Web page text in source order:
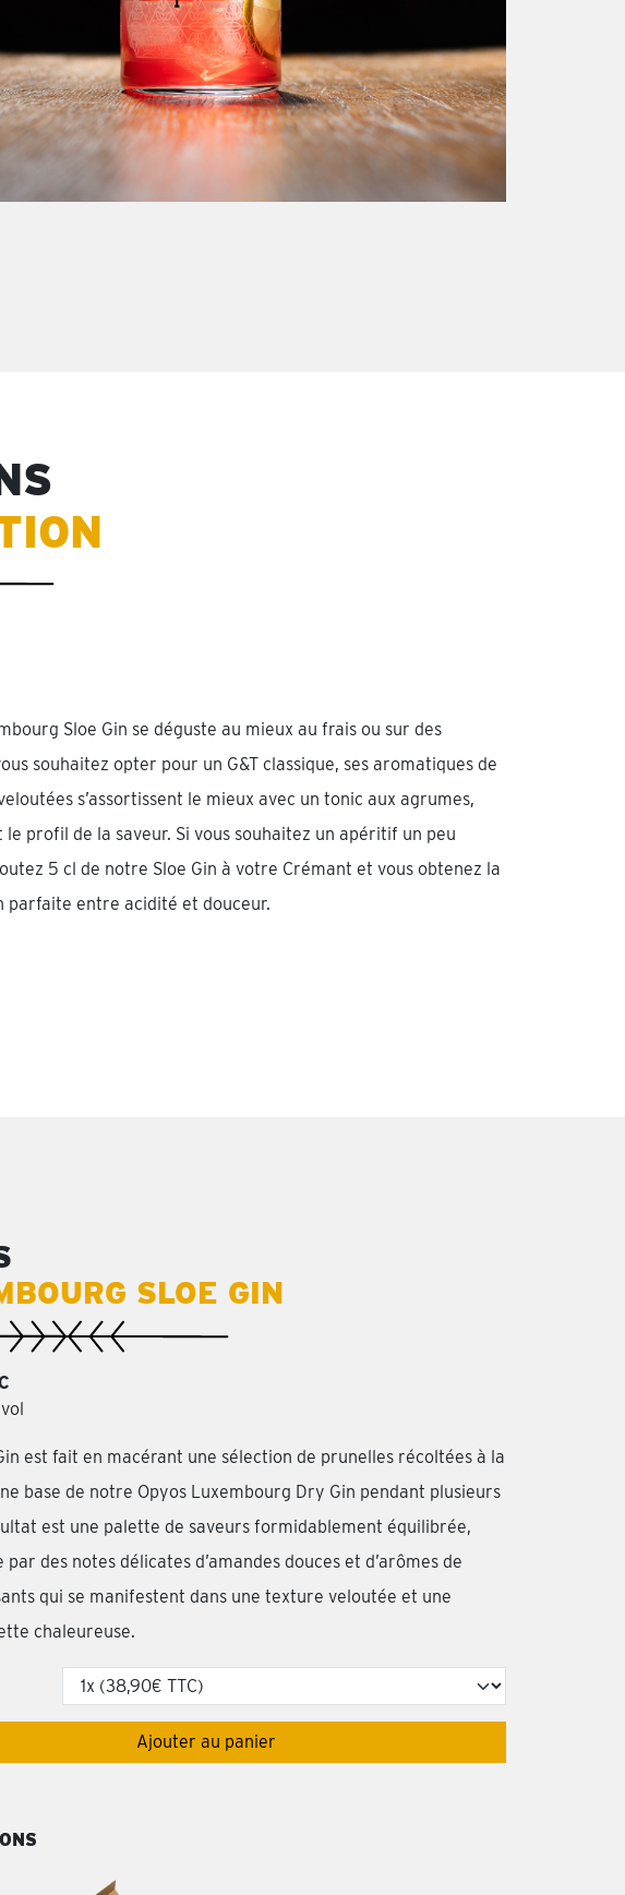
Sloe Gin se déguste au mieux au frais ou sur des
souhaitez opter pour un G&T classique, ses aromatiques de
s’assortissent le mieux avec un tonic aux agrumes,
profil de la saveur. Si vous souhaitez un apéritif un peu
5 cl de notre Sloe Gin à votre Crémant et vous obtenez la
parfaite entre acidité et douceur.
SLOE GIN
est fait en macérant une sélection de prunelles récoltées à la
base de notre Opyos Luxembourg Dry Gin pendant plusieurs
est une palette de saveurs formidablement équilibrée,
des notes délicates d’amandes douces et d’arômes de
qui se manifestent dans une texture veloutée et une
chaleureuse.
Ajouter au panier